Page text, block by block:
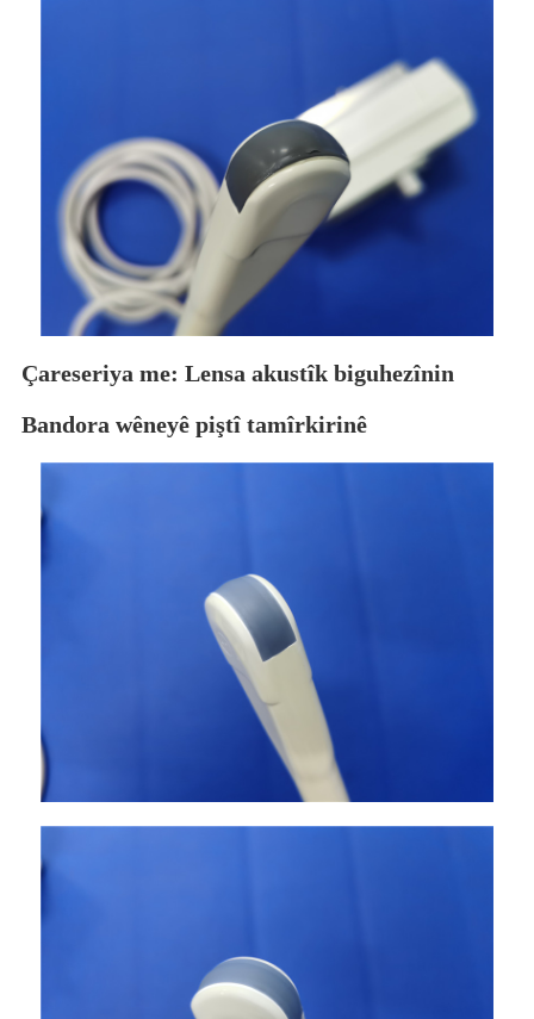
Çareseriya me: Lensa akustîk biguhezînin
Bandora wêneyê piştî tamîrkirinê